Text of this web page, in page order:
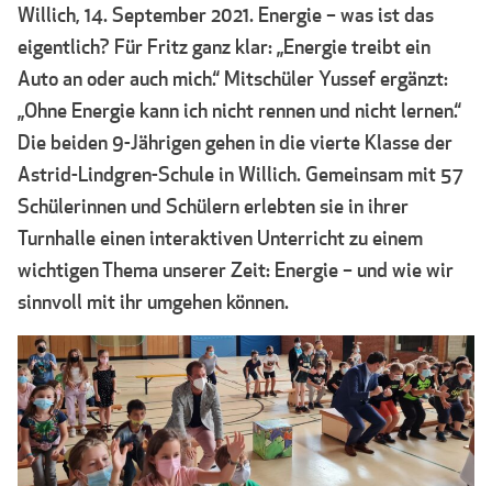
Willich, 14. September 2021. Energie – was ist das
eigentlich? Für Fritz ganz klar: „Energie treibt ein
Auto an oder auch mich.“ Mitschüler Yussef ergänzt:
„Ohne Energie kann ich nicht rennen und nicht lernen.“
Die beiden 9-Jährigen gehen in die vierte Klasse der
Astrid-Lindgren-Schule in Willich. Gemeinsam mit 57
Schülerinnen und Schülern erlebten sie in ihrer
Turnhalle einen interaktiven Unterricht zu einem
wichtigen Thema unserer Zeit: Energie – und wie wir
sinnvoll mit ihr umgehen können.